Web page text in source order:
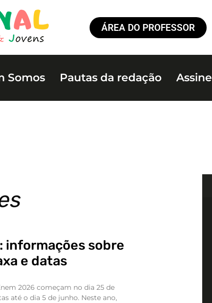
ÁREA DO PROFESSOR
Somos Pautas da redação Assine
informações sobre
e datas
2026 começam no dia 25 de
até o dia 5 de junho. Neste ano,